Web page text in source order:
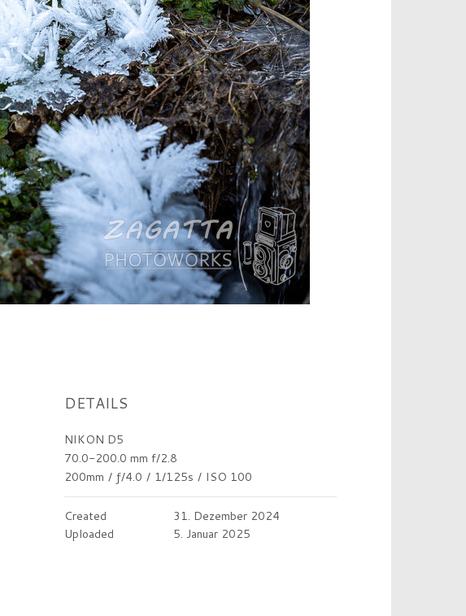
DETAILS
NIKON D5
70.0-200.0 mm f/2.8
200mm / ƒ/4.0 / 1/125s / ISO 100
Created
31. Dezember 2024
Uploaded
5. Januar 2025